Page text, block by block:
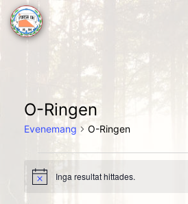
Skip
to
O-Ringen
Evenemang O-Ringen
Evenemang
Notis Inga resultat hittades.